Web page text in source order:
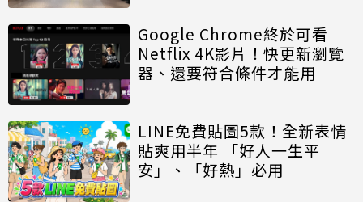
Google Chrome終於可看
Netflix 4K影片！快更新瀏覽
器、還要符合條件才能用
LINE免費貼圖5款！全新表情
貼爽用半年 「好人一生平
安」、「好熱」必用